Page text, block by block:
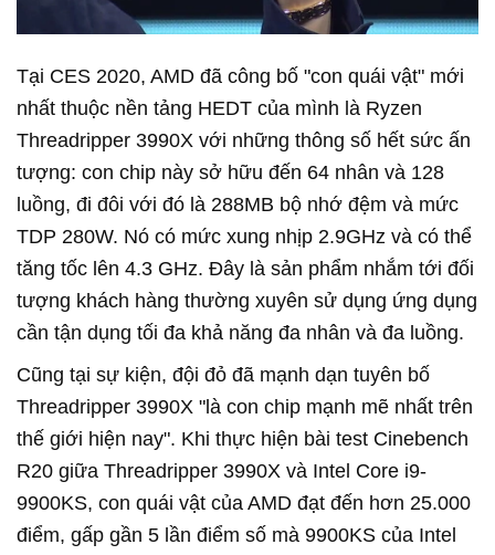
Tại CES 2020, AMD đã công bố "con quái vật" mới
nhất thuộc nền tảng HEDT của mình là Ryzen
Threadripper 3990X với những thông số hết sức ấn
tượng: con chip này sở hữu đến 64 nhân và 128
luồng, đi đôi với đó là 288MB bộ nhớ đệm và mức
TDP 280W. Nó có mức xung nhịp 2.9GHz và có thể
tăng tốc lên 4.3 GHz. Đây là sản phẩm nhắm tới đối
tượng khách hàng thường xuyên sử dụng ứng dụng
cần tận dụng tối đa khả năng đa nhân và đa luồng.
Cũng tại sự kiện, đội đỏ đã mạnh dạn tuyên bố
Threadripper 3990X "là con chip mạnh mẽ nhất trên
thế giới hiện nay". Khi thực hiện bài test Cinebench
R20 giữa Threadripper 3990X và Intel Core i9-
9900KS, con quái vật của AMD đạt đến hơn 25.000
điểm, gấp gần 5 lần điểm số mà 9900KS của Intel